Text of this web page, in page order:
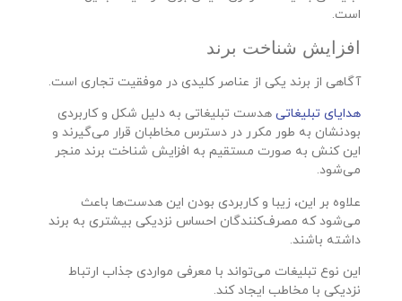
است.
افزایش شناخت برند
آگاهی از برند یکی از عناصر کلیدی در موفقیت تجاری است.
هدایای تبلیغاتی هدست‌ تبلیغاتی به دلیل شکل و کاربردی
بودنشان به طور مکرر در دسترس مخاطبان قرار می‌گیرند و
این کنش به صورت مستقیم به افزایش شناخت برند منجر
می‌شود.
علاوه بر این، زیبا و کاربردی بودن این هدست‌ها باعث
می‌شود که مصرف‌کنندگان احساس نزدیکی بیشتری به برند
داشته باشند.
این نوع تبلیغات می‌تواند با معرفی مواردی جذاب ارتباط
نزدیکی با مخاطب ایجاد کند.